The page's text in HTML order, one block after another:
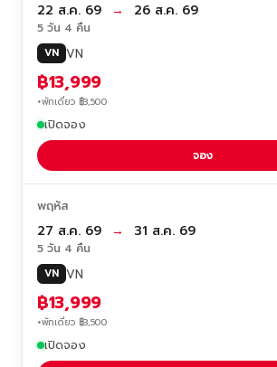
22 ส.ค. 69 → 26 ส.ค. 69
5 วัน 4 คืน
VN VN
฿13,999
+พักเดี่ยว ฿3,500
เปิดจอง
จอง
พฤหัส
27 ส.ค. 69 → 31 ส.ค. 69
5 วัน 4 คืน
VN VN
฿13,999
+พักเดี่ยว ฿3,500
เปิดจอง